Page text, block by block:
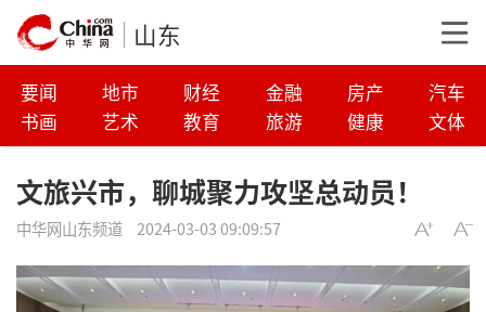
山东
要闻 地市 财经 金融 房产
汽车
书画
艺术 教育 旅游 健康 文体
文旅兴市，聊城聚力攻坚总动员！
中华网山东频道 2024-03-03 09:09:57